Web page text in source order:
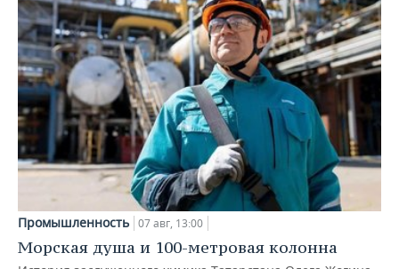
Промышленность 07 авг, 13:00
Морская душа и 100-метровая колонна